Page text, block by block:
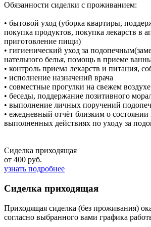
Обязанности сиделки с проживанием:
• бытовой уход (уборка квартиры,
покупка продуктов, покупка лекарств в
приготовление пищи)
• гигиенический уход за
нательного белья, помощь в приеме
• контроль приема лекарств и питания,
• исполнение назначений врача
• совместные прогулки на свежем воздухе
• беседы, поддержание позитивного
• выполнение личных поручений
• ежедневный отчёт близким о
выполненных действиях по уходу за
Сиделка приходящая
от 400 руб.
узнать подробнее
Сиделка приходящая
Приходящая сиделка (без проживания)
согласно выбранного вами графика